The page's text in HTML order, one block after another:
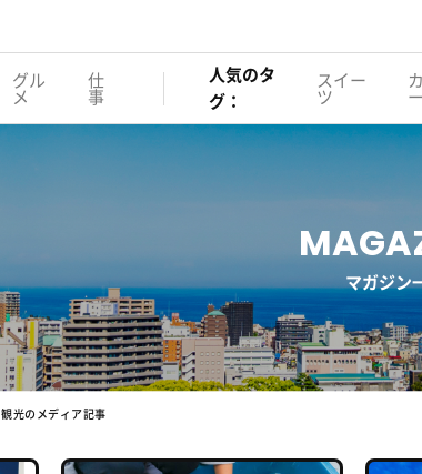
グル
メ
仕
事
人気のタ
グ：
スイー
ツ
ー
マガジン
観光のメディア記事